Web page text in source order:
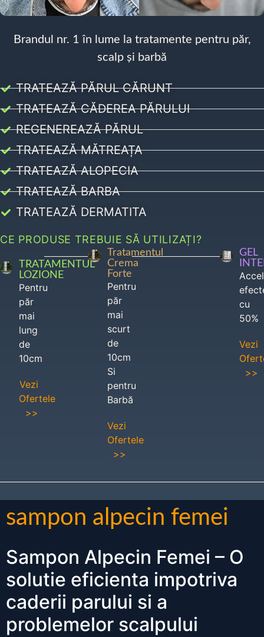
Brandul nr. 1 în lume la tratamente pentru păr,
scalp și barbă
TRATEAZĂ PĂRUL CĂRUNT
TRATEAZĂ CĂDEREA PĂRULUI
REGENEREAZĂ PĂRUL
TRATEAZĂ MĂTREAȚA
TRATEAZĂ ALOPECIA
TRATEAZĂ BARBA
TRATEAZĂ DERMATITA
CE PRODUSE TREBUIE SĂ UTILIZAȚI?
TRATAMENTUL
LOZIONE
Pentru
păr
mai
lung
de
10cm
Vezi
Ofertele
>>
Tratamentul
Crema
Forte
Pentru
păr
mai
scurt
de
10cm
Si
pentru
Barbă
Vezi
Ofertele
>>
GEL
cu
50%
Vezi
>>
sampon alpecin femei
Sampon Alpecin Femei – O
solutie eficienta impotriva
caderii parului si a
problemelor scalpului